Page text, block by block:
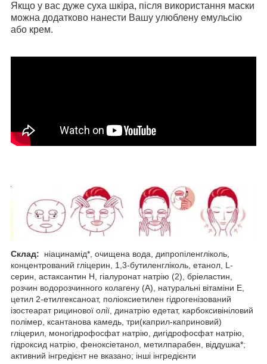
Якщо у вас дуже суха шкіра, після використання маски
можна додатково нанести Вашу улюблену емульсію
або крем.
Склад: ніацинамід*, очищена вода, дипропіленгліколь,
концентрований гліцерин, 1,3-бутиленгліколь, етанол, L-
серин, астаксантин Н, гіалуронат натрію (2), бріеластин,
розчин водорозчинного колагену (А), натуральні вітаміни Е,
цетил 2-етилгексаноат, поліоксиетилен гідрогенізований
ізостеарат рицинової олії, динатрію едетат, карбоксивініловий
полімер, ксантанова камедь, три(каприл-каприновий)
гліцерил, моногідрофосфат натрію, дигідрофосфат натрію,
гідроксид натрію, феноксіетанол, метилпарабен, віддушка*;
активний інгредієнт не вказано; інші інгредієнти